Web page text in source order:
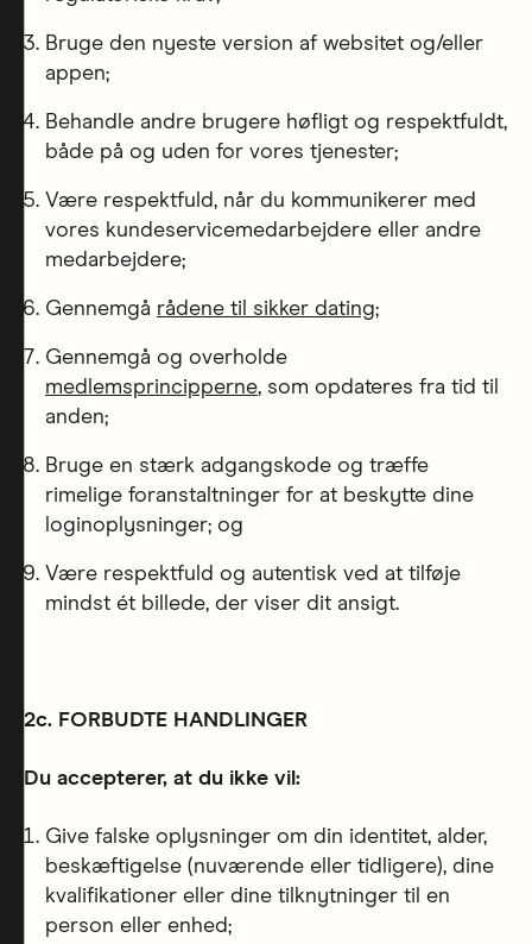
Bruge den nyeste version af websitet og/eller
appen;
Behandle andre brugere høfligt og respektfuldt,
både på og uden for vores tjenester;
Være respektfuld, når du kommunikerer med
vores kundeservicemedarbejdere eller andre
medarbejdere;
Gennemgå rådene til sikker dating;
Gennemgå og overholde
medlemsprincipperne, som opdateres fra tid til
anden;
Bruge en stærk adgangskode og træffe
rimelige foranstaltninger for at beskytte dine
loginoplysninger; og
Være respektfuld og autentisk ved at tilføje
mindst ét billede, der viser dit ansigt.
2c. FORBUDTE HANDLINGER
Du accepterer, at du ikke vil:
Give falske oplysninger om din identitet, alder,
beskæftigelse (nuværende eller tidligere), dine
kvalifikationer eller dine tilknytninger til en
person eller enhed;